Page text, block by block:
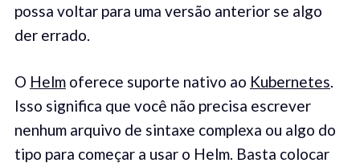
possa voltar para uma versão anterior se algo
der errado.
O Helmoferece suporte nativo ao Kubernetes.
Isso significa que você não precisa escrever
nenhum arquivo de sintaxe complexa ou algo do
tipo para começar a usar o Helm. Basta colocar